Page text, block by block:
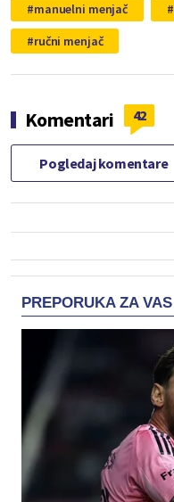
manuelni menjač
ručni menjač
Komentari 42
Pogledaj komentare
PREPORUKA ZA VAS